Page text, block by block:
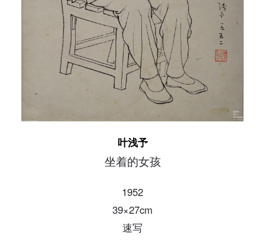
叶浅予
坐着的女孩
1952
39×27cm
速写
手机号码
手机号码将作为您的登录账号
验证码
登录
可使用雅昌艺术网会员账户登录